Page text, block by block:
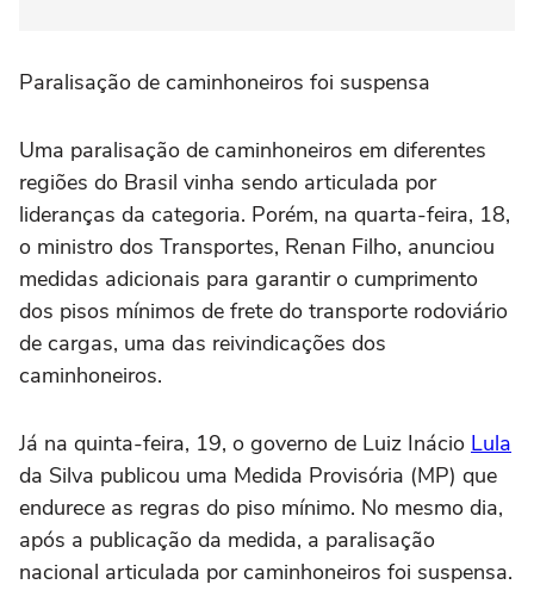
Paralisação de caminhoneiros foi suspensa
Uma paralisação de caminhoneiros em diferentes
regiões do Brasil vinha sendo articulada por
lideranças da categoria. Porém, na quarta-feira, 18,
o ministro dos Transportes, Renan Filho, anunciou
medidas adicionais para garantir o cumprimento
dos pisos mínimos de frete do transporte rodoviário
de cargas, uma das reivindicações dos
caminhoneiros.
Já na quinta-feira, 19, o governo de Luiz Inácio Lula
da Silva publicou uma Medida Provisória (MP) que
endurece as regras do piso mínimo. No mesmo dia,
após a publicação da medida, a paralisação
nacional articulada por caminhoneiros foi suspensa.